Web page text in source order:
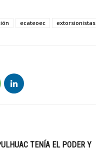
ecateoec extorsionistas
TENÍA EL PODER Y